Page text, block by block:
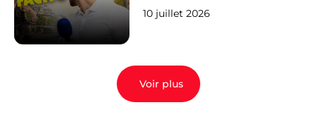
10 juillet 2026
Voir plus